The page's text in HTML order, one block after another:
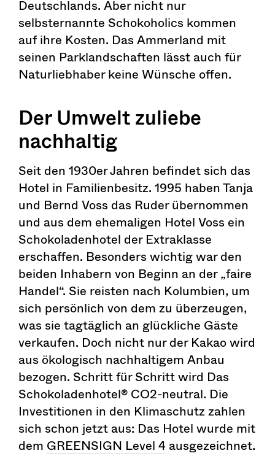
Deutschlands. Aber nicht nur
selbsternannte Schokoholics kommen
auf ihre Kosten. Das Ammerland mit
seinen Parklandschaften lässt auch für
Naturliebhaber keine Wünsche offen.
Der Umwelt zuliebe
nachhaltig
Seit den 1930er Jahren befindet sich das
Hotel in Familienbesitz. 1995 haben Tanja
und Bernd Voss das Ruder übernommen
und aus dem ehemaligen Hotel Voss ein
Schokoladenhotel der Extraklasse
erschaffen. Besonders wichtig war den
beiden Inhabern von Beginn an der „faire
Handel“. Sie reisten nach Kolumbien, um
sich persönlich von dem zu überzeugen,
was sie tagtäglich an glückliche Gäste
verkaufen. Doch nicht nur der Kakao wird
aus ökologisch nachhaltigem Anbau
bezogen. Schritt für Schritt wird Das
Schokoladenhotel® CO2-neutral. Die
Investitionen in den Klimaschutz zahlen
sich schon jetzt aus: Das Hotel wurde mit
dem GREENSIGN Level 4ausgezeichnet.